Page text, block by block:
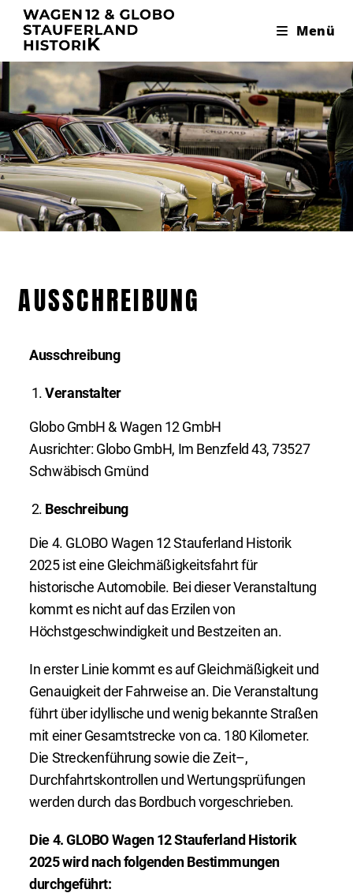
Menü
AUSSCHREIBUNG
Ausschreibung
Veranstalter
Globo GmbH & Wagen 12 GmbH
Ausrichter: Globo GmbH, Im Benzfeld 43, 73527
Schwäbisch Gmünd
Beschreibung
Die 4. GLOBO Wagen 12 Stauferland Historik
2025 ist eine Gleichmäßigkeitsfahrt für
historische Automobile. Bei dieser Veranstaltung
kommt es nicht auf das Erzilen von
Höchstgeschwindigkeit und Bestzeiten an.
In erster Linie kommt es auf Gleichmäßigkeit und
Genauigkeit der Fahrweise an. Die Veranstaltung
führt über idyllische und wenig bekannte Straßen
mit einer Gesamtstrecke von ca. 180 Kilometer.
Die Streckenführung sowie die Zeit–,
Durchfahrtskontrollen und Wertungsprüfungen
werden durch das Bordbuch vorgeschrieben.
Die 4. GLOBO Wagen 12 Stauferland Historik
2025 wird nach folgenden Bestimmungen
durchgeführt: